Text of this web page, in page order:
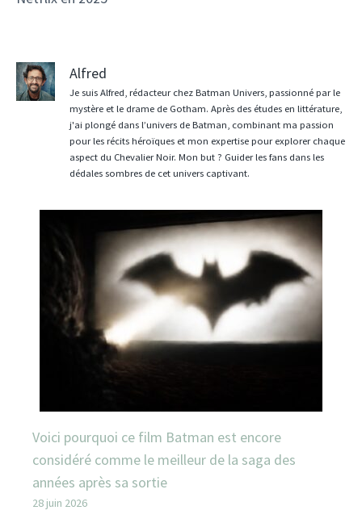
Alfred
Je suis Alfred, rédacteur chez Batman Univers, passionné par le
mystère et le drame de Gotham. Après des études en littérature,
j'ai plongé dans l’univers de Batman, combinant ma passion
pour les récits héroïques et mon expertise pour explorer chaque
aspect du Chevalier Noir. Mon but ? Guider les fans dans les
dédales sombres de cet univers captivant.
Voici pourquoi ce film Batman est encore
considéré comme le meilleur de la saga des
années après sa sortie
28 juin 2026